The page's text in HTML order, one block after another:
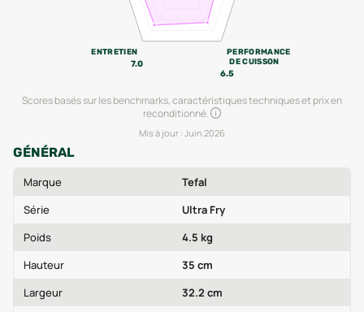
PERFORMANCE
DE CUISSON
6.5
ENTRETIEN
7.0
Scores basés sur les benchmarks, caractéristiques techniques et prix en
reconditionné.
Mis à jour : Juin 2026
GÉNÉRAL
Marque
Tefal
Série
Ultra Fry
Poids
4.5 kg
Hauteur
35 cm
Largeur
32.2 cm